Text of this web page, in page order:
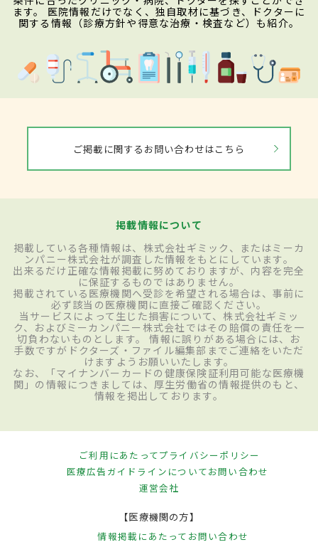
ます。 医院情報だけでなく、独自取材に基づき、ドクターに
関する情報（診療方針や得意な治療・検査など）も紹介。
ご掲載に関するお問い合わせはこちら
掲載情報について
掲載している各種情報は、株式会社ギミック、またはミーカ
ンパニー株式会社が調査した情報をもとにしています。
出来るだけ正確な情報掲載に努めておりますが、内容を完全
に保証するものではありません。
掲載されている医療機関へ受診を希望される場合は、事前に
必ず該当の医療機関に直接ご確認ください。
当サービスによって生じた損害について、株式会社ギミッ
ク、およびミーカンパニー株式会社ではその賠償の責任を一
切負わないものとします。 情報に誤りがある場合には、お
手数ですがドクターズ・ファイル編集部までご連絡をいただ
けますようお願いいたします。
なお、「マイナンバーカードの健康保険証利用可能な医療機
関」の情報につきましては、厚生労働省の情報提供のもと、
情報を掲出しております。
ご利用にあたってプライバシーポリシー
医療広告ガイドラインについてお問い合わせ
運営会社
【医療機関の方】
情報掲載にあたって お問い合わせ